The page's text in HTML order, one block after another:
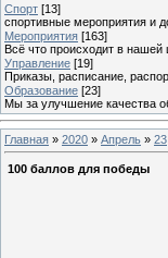
Спорт [13]
спортивные мероприятия и
Мероприятия [163]
Всё что происходит в нашей
Управление [19]
Приказы, расписание,
Образование [23]
Мы за улучшение качества
Главная » 2020 » Апрель » 23
100 баллов для победы